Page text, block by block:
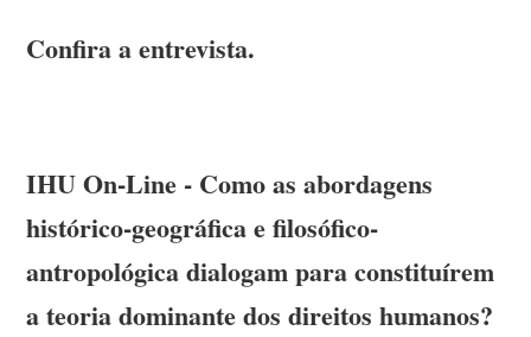
Confira a entrevista.
IHU On-Line - Como as abordagens
histórico-geográfica e filosófico-
antropológica dialogam para constituírem
a teoria dominante dos direitos humanos?